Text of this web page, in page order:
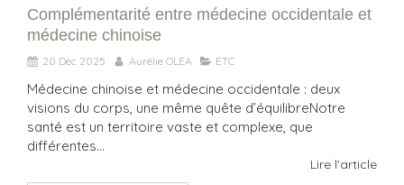
Complémentarité entre médecine occidentale et
médecine chinoise
20 Déc 2025 Aurélie OLEA ETC
Médecine chinoise et médecine occidentale : deux
visions du corps, une même quête d’équilibreNotre
santé est un territoire vaste et complexe, que
différentes...
Lire l'article